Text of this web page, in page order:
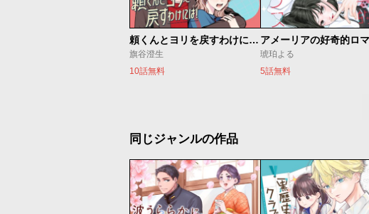
頼くんとヨリを戻すわけには！
旗谷澄生
10話無料
アメーリアの好奇的ロ
琥珀よる
5話無料
同じジャンルの作品